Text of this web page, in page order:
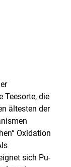
Teesorte, die
ältesten der
Oxidation
sich Pu-